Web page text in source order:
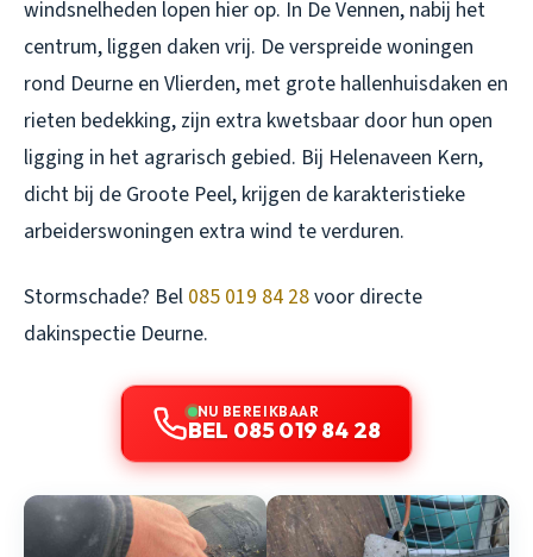
windsnelheden lopen hier op. In De Vennen, nabij het
centrum, liggen daken vrij. De verspreide woningen
rond Deurne en Vlierden, met grote hallenhuisdaken en
rieten bedekking, zijn extra kwetsbaar door hun open
ligging in het agrarisch gebied. Bij Helenaveen Kern,
dicht bij de Groote Peel, krijgen de karakteristieke
arbeiderswoningen extra wind te verduren.
Stormschade? Bel 085 019 84 28voor directe
dakinspectie Deurne.
NU BEREIKBAAR
BEL 085 019 84 28